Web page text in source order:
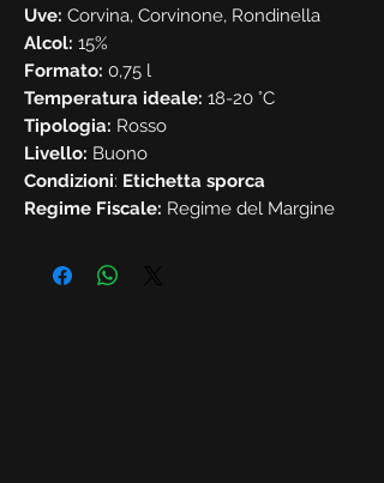
Uve: Corvina, Corvinone, Rondinella
Alcol: 15%
Formato: 0,75 l
Temperatura ideale: 18-20 °C
Tipologia: Rosso
Livello: Buono
Condizioni: Etichetta sporca
Regime Fiscale: Regime del Margine